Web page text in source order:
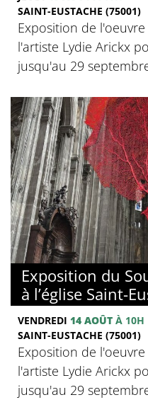
SAINT-EUSTACHE (75001)
Exposition de
l'artiste Lydie Arickx
jusqu'au 29
Exposition du
à l’église Saint-
VENDREDI 14 AOÛT À 10H
SAINT-EUSTACHE (75001)
Exposition de
l'artiste Lydie Arickx
jusqu'au 29